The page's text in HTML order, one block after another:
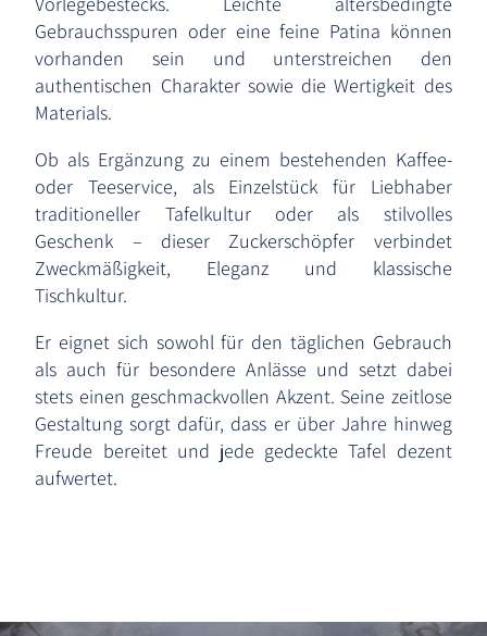
Gebrauchsspuren oder eine feine Patina können
vorhanden sein und unterstreichen den
authentischen Charakter sowie die Wertigkeit des
Materials.
Ob als Ergänzung zu einem bestehenden Kaffee-
oder Teeservice, als Einzelstück für Liebhaber
traditioneller Tafelkultur oder als stilvolles
Geschenk – dieser Zuckerschöpfer verbindet
Zweckmäßigkeit, Eleganz und klassische
Tischkultur.
Er eignet sich sowohl für den täglichen Gebrauch
als auch für besondere Anlässe und setzt dabei
stets einen geschmackvollen Akzent. Seine zeitlose
Gestaltung sorgt dafür, dass er über Jahre hinweg
Freude bereitet und jede gedeckte Tafel dezent
aufwertet.